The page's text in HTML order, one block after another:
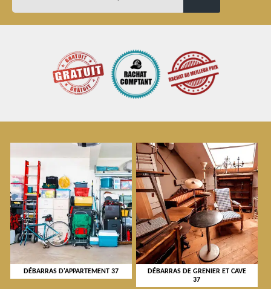
DÉBARRAS D'APPARTEMENT 37
DÉBARRAS DE GRENIER ET CAVE
37